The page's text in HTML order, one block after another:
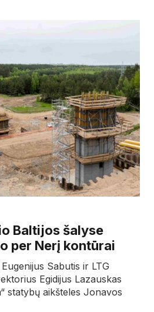
Baltijos šalyse
per Nerį kontūrai
Sabutis ir LTG
Egidijus Lazauskas
statybų aikšteles Jonavos